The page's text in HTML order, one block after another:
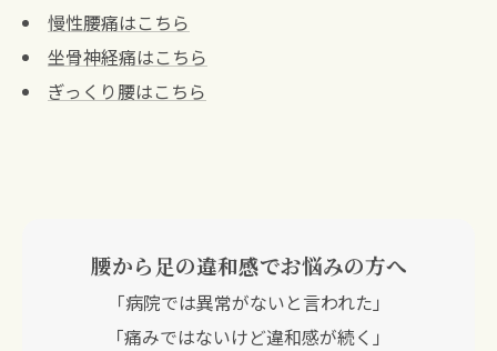
慢性腰痛はこちら
坐骨神経痛はこちら
ぎっくり腰はこちら
腰から足の違和感でお悩みの方へ
「病院では異常がないと言われた」
「痛みではないけど違和感が続く」